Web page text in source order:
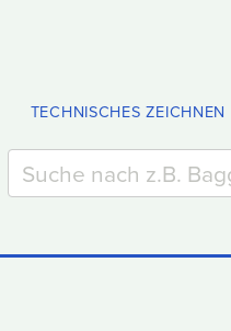
TECHNISCHES ZEICHNEN